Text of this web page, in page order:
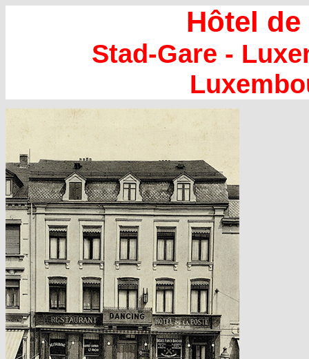
Hôtel
Stad-Gare -